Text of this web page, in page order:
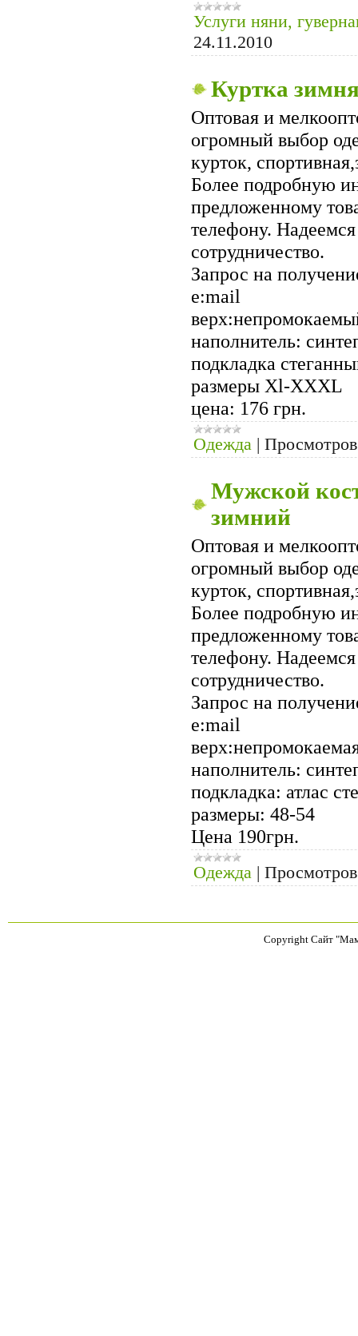
Услуги няни,
24.11.2010
Куртка
Оптовая и
огромный выбор
курток,
Более подробную
предложенному
телефону.
сотрудничество.
Запрос на
е:mail
наполнитель:
подкладка
размеры Xl-XXXL
цена: 176 грн.
Одежда |
Мужской
зимний
Оптовая и
огромный выбор
курток,
Более подробную
предложенному
телефону.
сотрудничество.
Запрос на
е:mail
наполнитель:
подкладка: атлас
размеры: 48-54
Цена 190грн.
Одежда |
Copyright Сайт